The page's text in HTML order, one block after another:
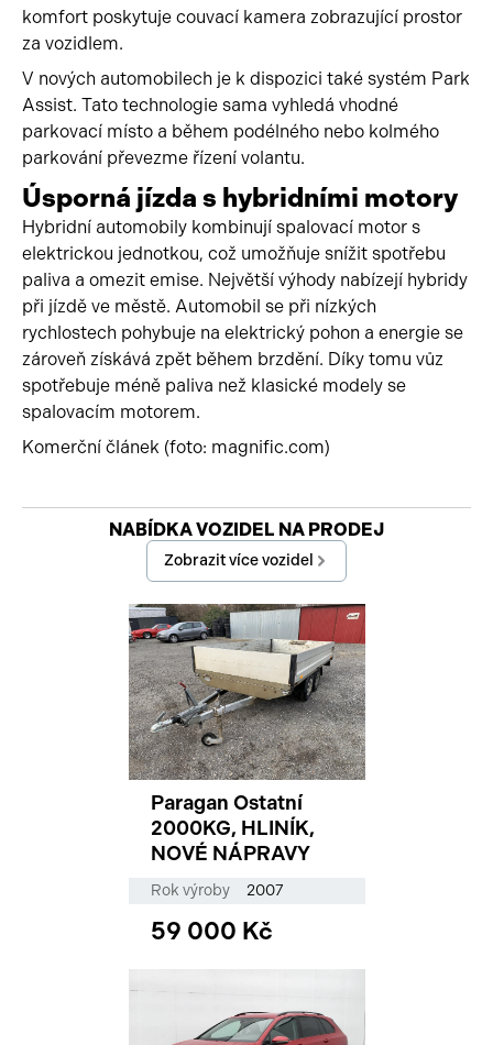
komfort poskytuje couvací kamera zobrazující prostor
za vozidlem.
V nových automobilech je k dispozici také systém Park
Assist. Tato technologie sama vyhledá vhodné
parkovací místo a během podélného nebo kolmého
parkování převezme řízení volantu.
Úsporná jízda s hybridními motory
Hybridní automobily kombinují spalovací motor s
elektrickou jednotkou, což umožňuje snížit spotřebu
paliva a omezit emise. Největší výhody nabízejí hybridy
při jízdě ve městě. Automobil se při nízkých
rychlostech pohybuje na elektrický pohon a energie se
zároveň získává zpět během brzdění. Díky tomu vůz
spotřebuje méně paliva než klasické modely se
spalovacím motorem.
Komerční článek (foto: magnific.com)
Začátek reklamy
NABÍDKA VOZIDEL NA PRODEJ
Zobrazit více vozidel
Paragan Ostatní
2000KG, HLINÍK,
NOVÉ NÁPRAVY
Rok výroby 2007
59 000 Kč